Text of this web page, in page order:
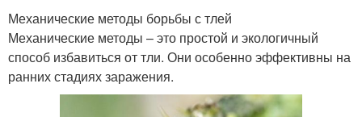
Механические методы борьбы с тлей
Механические методы – это простой и экологичный
способ избавиться от тли. Они особенно эффективны на
ранних стадиях заражения.